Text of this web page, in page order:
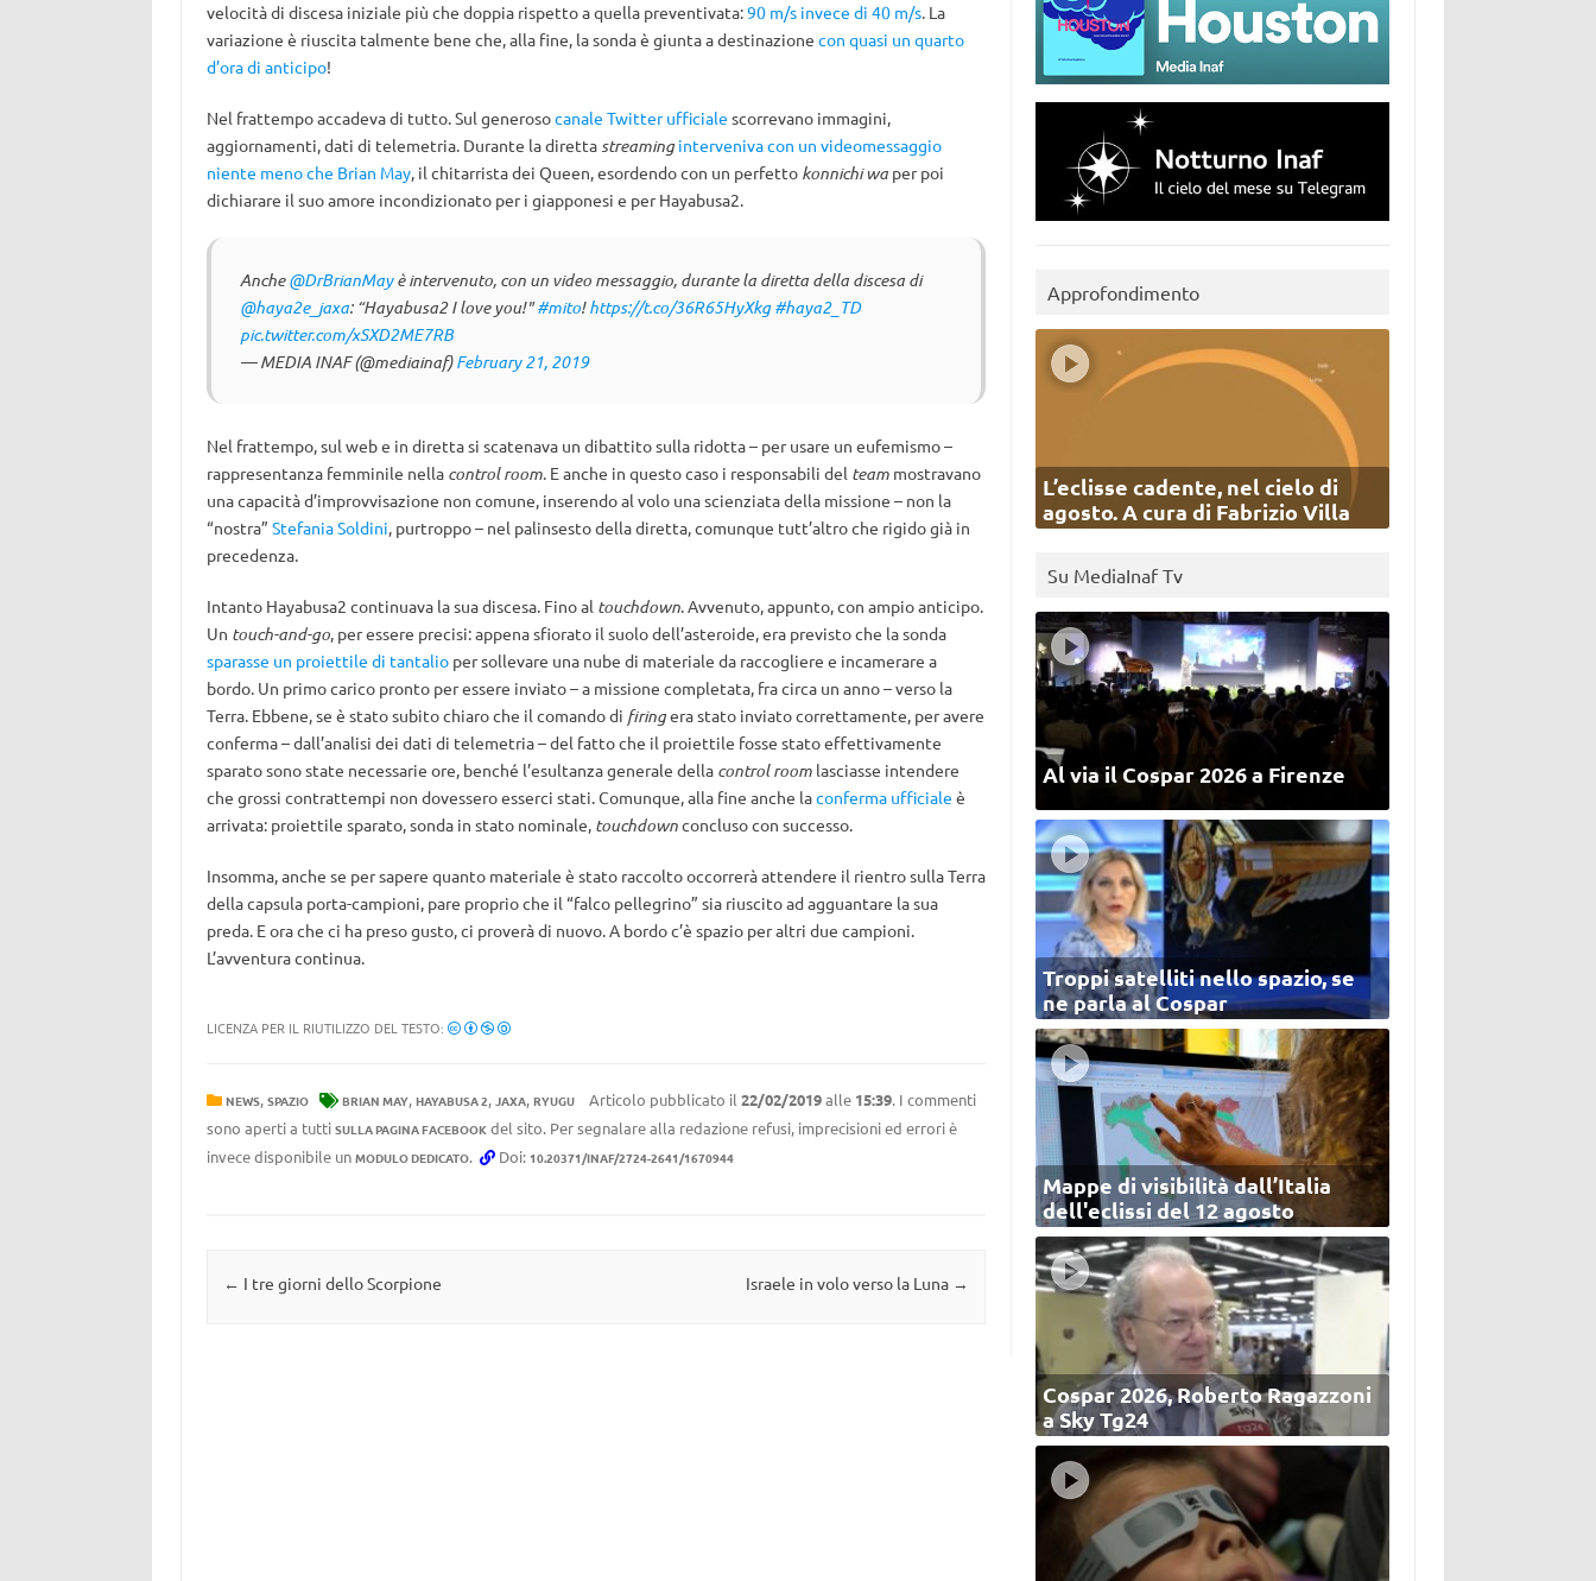
velocità di discesa iniziale più che doppia rispetto a quella preventivata:90 m/s invece di 40 m/s. La
variazione è riuscita talmente bene che, alla fine, la sonda è giunta a destinazione con quasi un quarto
d’ora di anticipo!
Nel frattempo accadeva di tutto. Sul generosocanale Twitter ufficiale scorrevano immagini,
aggiornamenti, dati di telemetria. Durante la direttastreaming interveniva con un videomessaggio
niente meno che Brian May, il chitarrista dei Queen, esordendo con un perfetto konnichi waper poi
dichiarare il suo amore incondizionato per i giapponesi e per Hayabusa2.
Anche@DrBrianMayè intervenuto, con un video messaggio, durante la diretta della discesa di
@haya2e_jaxa: “Hayabusa2 I love you!"#mito!https://t.co/36R65HyXkg #haya2_TD
pic.twitter.com/xSXD2ME7RB
— MEDIA INAF (@mediainaf)February 21, 2019
Nel frattempo, sul web e in diretta si scatenava un dibattito sulla ridotta – per usare un eufemismo –
rappresentanza femminile nella control room. E anche in questo caso i responsabili del teammostravano
una capacità d’improvvisazione non comune, inserendo al volo una scienziata della missione – non la
“nostra” Stefania Soldini, purtroppo – nel palinsesto della diretta, comunque tutt’altro che rigido già in
precedenza.
Intanto Hayabusa2 continuava la sua discesa. Fino al touchdown. Avvenuto, appunto, con ampio anticipo.
Un touch-and-go, per essere precisi: appena sfiorato il suolo dell’asteroide, era previsto che la sonda
sparasse un proiettile di tantalioper sollevare una nube di materiale da raccogliere e incamerare a
bordo. Un primo carico pronto per essere inviato – a missione completata, fra circa un anno – verso la
Terra. Ebbene, se è stato subito chiaro che il comando di firingera stato inviato correttamente, per avere
conferma – dall’analisi dei dati di telemetria – del fatto che il proiettile fosse stato effettivamente
sparato sono state necessarie ore, benché l’esultanza generale della control roomlasciasse intendere
che grossi contrattempi non dovessero esserci stati. Comunque, alla fine anche laconferma ufficiale è
arrivata: proiettile sparato, sonda in stato nominale, touchdownconcluso con successo.
Insomma, anche se per sapere quanto materiale è stato raccolto occorrerà attendere il rientro sulla Terra
della capsula porta-campioni, pare proprio che il “falco pellegrino” sia riuscito ad agguantare la sua
preda. E ora che ci ha preso gusto, ci proverà di nuovo. A bordo c’è spazio per altri due campioni.
L’avventura continua.
LICENZA PER IL RIUTILIZZO DEL TESTO:
NEWS, SPAZIO BRIAN MAY, HAYABUSA 2, JAXA, RYUGU Articolo pubblicato il 22/02/2019alle 15:39. I commenti
sono aperti a tutti SULLA PAGINA FACEBOOKdel sito. Per segnalare alla redazione refusi, imprecisioni ed errori è
invece disponibile un MODULO DEDICATO. Doi: 10.20371/INAF/2724-2641/1670944
Navigazione articolo
← I tre giorni dello Scorpione Israele in volo verso la Luna →
Approfondimento
L’eclisse cadente, nel cielo di
agosto. A cura di Fabrizio Villa
Su MediaInaf Tv
Al via il Cospar 2026 a Firenze
Troppi satelliti nello spazio, se
ne parla al Cospar
Mappe di visibilità dall’Italia
dell'eclissi del 12 agosto
Cospar 2026, Roberto Ragazzoni
a Sky Tg24